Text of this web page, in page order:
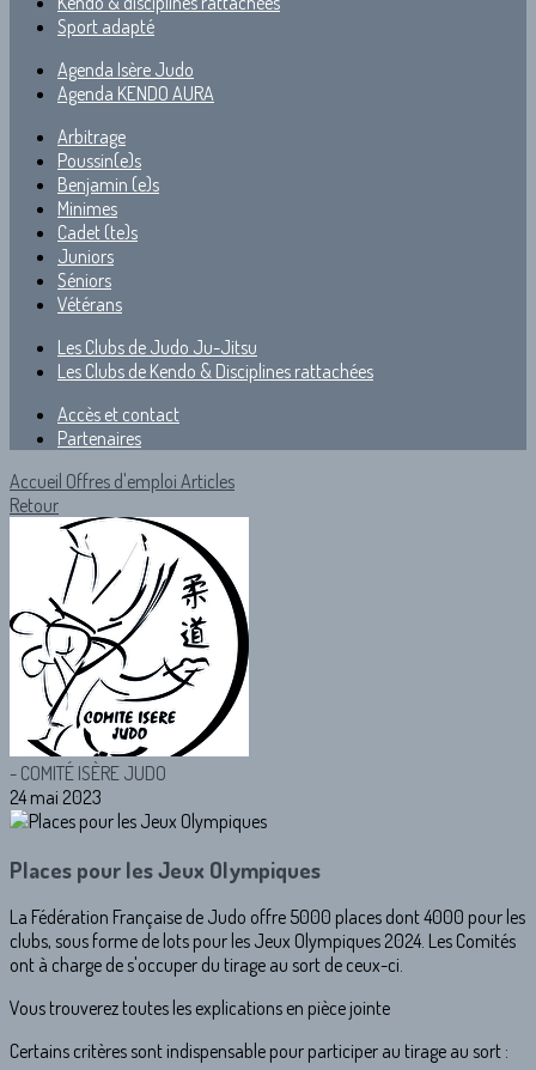
Sport adapté
Agenda Isère Judo
Agenda KENDO AURA
Arbitrage
Poussin(e)s
Benjamin (e)s
Minimes
Cadet (te)s
Juniors
Séniors
Vétérans
Les Clubs de Judo Ju-Jitsu
Les Clubs de Kendo & Disciplines rattachées
Accès et contact
Partenaires
Accueil Offres d'emploi Articles
Retour
- COMITÉ ISÈRE JUDO
24 mai 2023
Places pour les Jeux Olympiques
La Fédération Française de Judo offre 5000 places dont 4000 pour les
clubs, sous forme de lots pour les Jeux Olympiques 2024. Les Comités
ont à charge de s'occuper du tirage au sort de ceux-ci.
Vous trouverez toutes les explications en pièce jointe
Certains critères sont indispensable pour participer au tirage au sort :